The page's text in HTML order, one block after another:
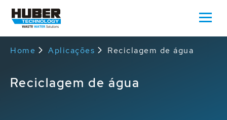
Home Aplicações Reciclagem de água
Reciclagem de água